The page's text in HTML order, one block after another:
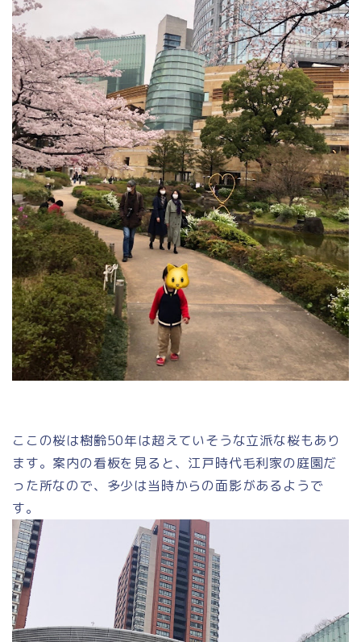
ここの桜は樹齢50年は超えていそうな立派な桜もあり
ます。案内の看板を見ると、江戸時代毛利家の庭園だ
った所なので、多少は当時からの面影があるようで
す。